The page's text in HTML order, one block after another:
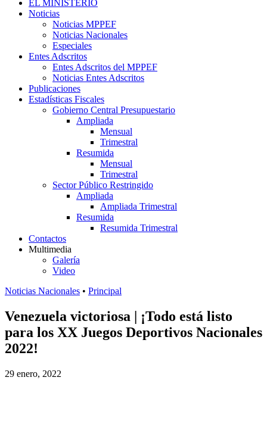
EL MINISTERIO
Noticias
Noticias MPPEF
Noticias Nacionales
Especiales
Entes Adscritos
Entes Adscritos del MPPEF
Noticias Entes Adscritos
Publicaciones
Estadísticas Fiscales
Gobierno Central Presupuestario
Ampliada
Mensual
Trimestral
Resumida
Mensual
Trimestral
Sector Público Restringido
Ampliada
Ampliada Trimestral
Resumida
Resumida Trimestral
Contactos
Multimedia
Galería
Video
Noticias Nacionales • Principal
Venezuela victoriosa | ¡Todo está listo
para los XX Juegos Deportivos Nacionales
2022!
29 enero, 2022